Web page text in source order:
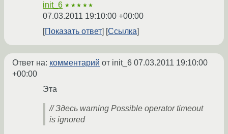
init_6 ★★★★★
07.03.2011 19:10:00 +00:00
Показать ответ
Ссылка
Ответ на: комментарий от init_6 07.03.2011 19:10:00
+00:00
Эта
// Здесь warning Possible operator timeout
is ignored